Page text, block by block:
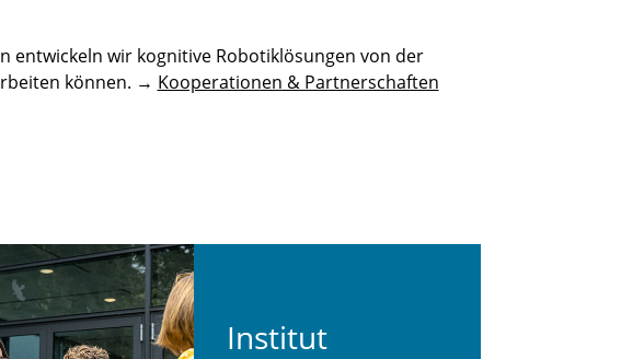
entwickeln wir kognitive Robotiklösungen von der
können. → Kooperationen & Partnerschaften
In­sti­tut